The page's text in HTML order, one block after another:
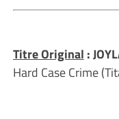
Titre Original :
Hard Case Crime